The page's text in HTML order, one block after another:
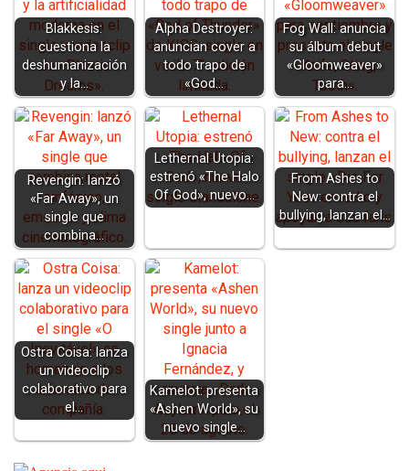
Blakkesis:
cuestiona la
deshumanización
y la…
Alpha Destroyer:
anuncian cover a
todo trapo de
«God…
Fog Wall: anuncia
su álbum debut
«Gloomweaver»
para…
Revengin: lanzó
«Far Away», un
single que
combina…
Lethernal Utopia:
estrenó «The Halo
Of God», nuevo…
From Ashes to
New: contra el
bullying, lanzan el…
Ostra Coisa: lanza
un videoclip
colaborativo para
el…
Kamelot: presenta
«Ashen World», su
nuevo single…